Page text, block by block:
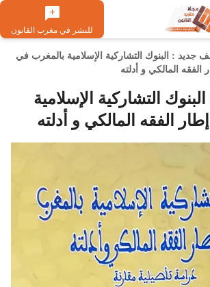
للنشر في مغرب القانون
جديد : البنوك التشاركية الإسلامية بالمغرب في
الفقه المالكي و أدلته
التشاركية الإسلامية
الفقه المالكي و أدلته